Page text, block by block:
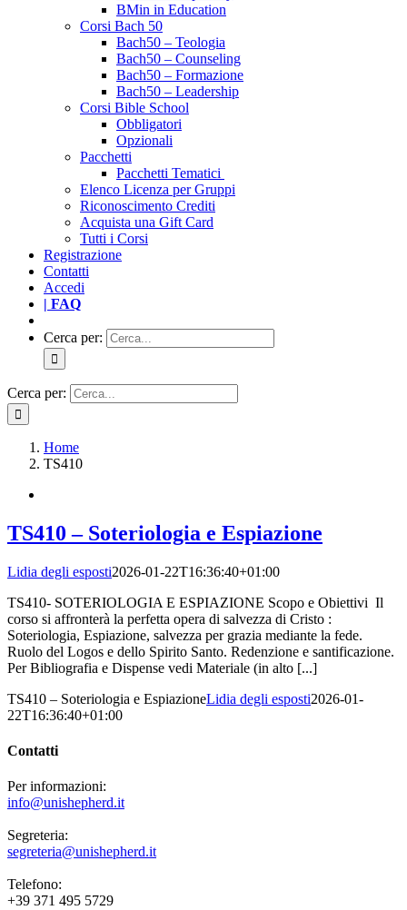
BMin in Education
Corsi Bach 50
Bach50 – Teologia
Bach50 – Counseling
Bach50 – Formazione
Bach50 – Leadership
Corsi Bible School
Obbligatori
Opzionali
Pacchetti
Pacchetti Tematici
Elenco Licenza per Gruppi
Riconoscimento Crediti
Acquista una Gift Card
Tutti i Corsi
Registrazione
Contatti
Accedi
| FAQ
Cerca per:
Cerca per:
Home
TS410
TS410 – Soteriologia e Espiazione
Lidia degli esposti2026-01-22T16:36:40+01:00
TS410- SOTERIOLOGIA E ESPIAZIONE Scopo e Obiettivi Il
corso si affronterà la perfetta opera di salvezza di Cristo :
Soteriologia, Espiazione, salvezza per grazia mediante la fede.
Ruolo del Logos e dello Spirito Santo. Redenzione e santificazione.
Per Bibliografia e Dispense vedi Materiale (in alto [...]
TS410 – Soteriologia e EspiazioneLidia degli esposti2026-01-
22T16:36:40+01:00
Contatti
Per informazioni:
info@unishepherd.it
Segreteria:
segreteria@unishepherd.it
Telefono:
+39 371 495 5729